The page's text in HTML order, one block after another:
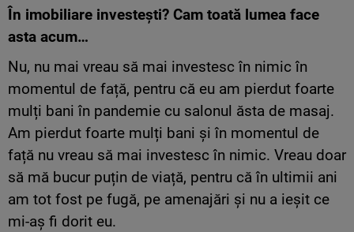
În imobiliare investești? Cam toată lumea face
asta acum…
Nu, nu mai vreau să mai investesc în nimic în
momentul de față, pentru că eu am pierdut foarte
mulți bani în pandemie cu salonul ăsta de masaj.
Am pierdut foarte mulți bani și în momentul de
față nu vreau să mai investesc în nimic. Vreau doar
să mă bucur puțin de viață, pentru că în ultimii ani
am tot fost pe fugă, pe amenajări și nu a ieșit ce
mi-aș fi dorit eu.